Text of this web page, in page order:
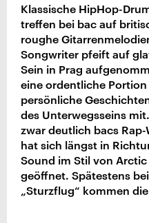
Klassische HipHop-
treffen bei bac auf
roughe
Songwriter pfeift auf
Sein in Prag
eine ordentliche
persönliche
des Unterwegsseins
zwar deutlich bacs
hat sich längst in
Sound im Stil von
geöffnet. Spätestens
„Sturzflug“ kommen